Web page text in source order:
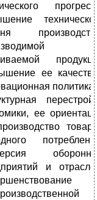
ее
политика;
ее
и